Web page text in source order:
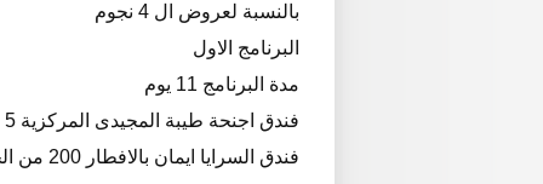
بالنسبة لعروض ال 4 نجوم
البرنامج الاول
مدة البرنامج 11 يوم
فندق اجنحة طيبة المجيدى المركزية 5 ايام فى المدينة المنورة
فندق السرايا ايمان بالافطار 200 من الحرم فى مكة المكرمة 5 ايام